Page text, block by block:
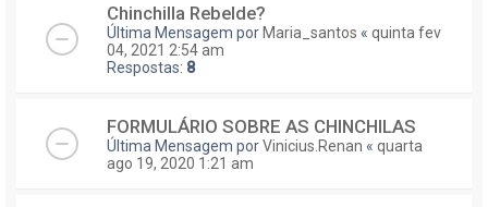
Chinchilla Rebelde?
Última Mensagem por Maria_santos « quinta fev
04, 2021 2:54 am
Respostas: 8
FORMULÁRIO SOBRE AS CHINCHILAS
Última Mensagem porVinicius.Renan « quarta
ago 19, 2020 1:21 am